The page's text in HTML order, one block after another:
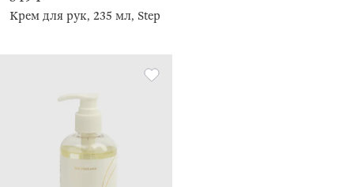
Крем для рук, 235 мл, Step